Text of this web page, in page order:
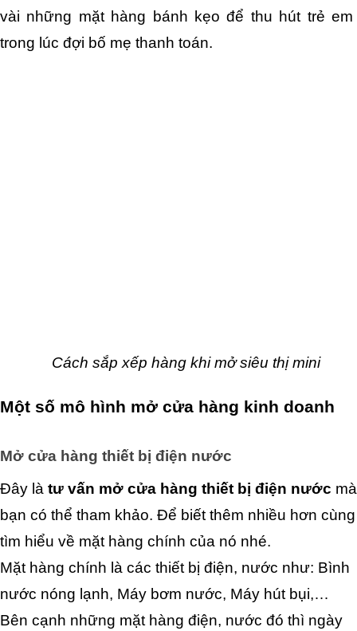
vài những mặt hàng bánh kẹo để thu hút trẻ em
trong lúc đợi bố mẹ thanh toán.
Cách sắp xếp hàng khi mở siêu thị mini
Một số mô hình mở cửa hàng kinh doanh
Mở cửa hàng thiết bị điện nước
Đây là tư vấn mở cửa hàng thiết bị điện nước mà
bạn có thể tham khảo. Để biết thêm nhiều hơn cùng
tìm hiểu về mặt hàng chính của nó nhé.
Mặt hàng chính là các thiết bị điện, nước như: Bình
nước nóng lạnh, Máy bơm nước, Máy hút bụi,…
Bên cạnh những mặt hàng điện, nước đó thì ngày